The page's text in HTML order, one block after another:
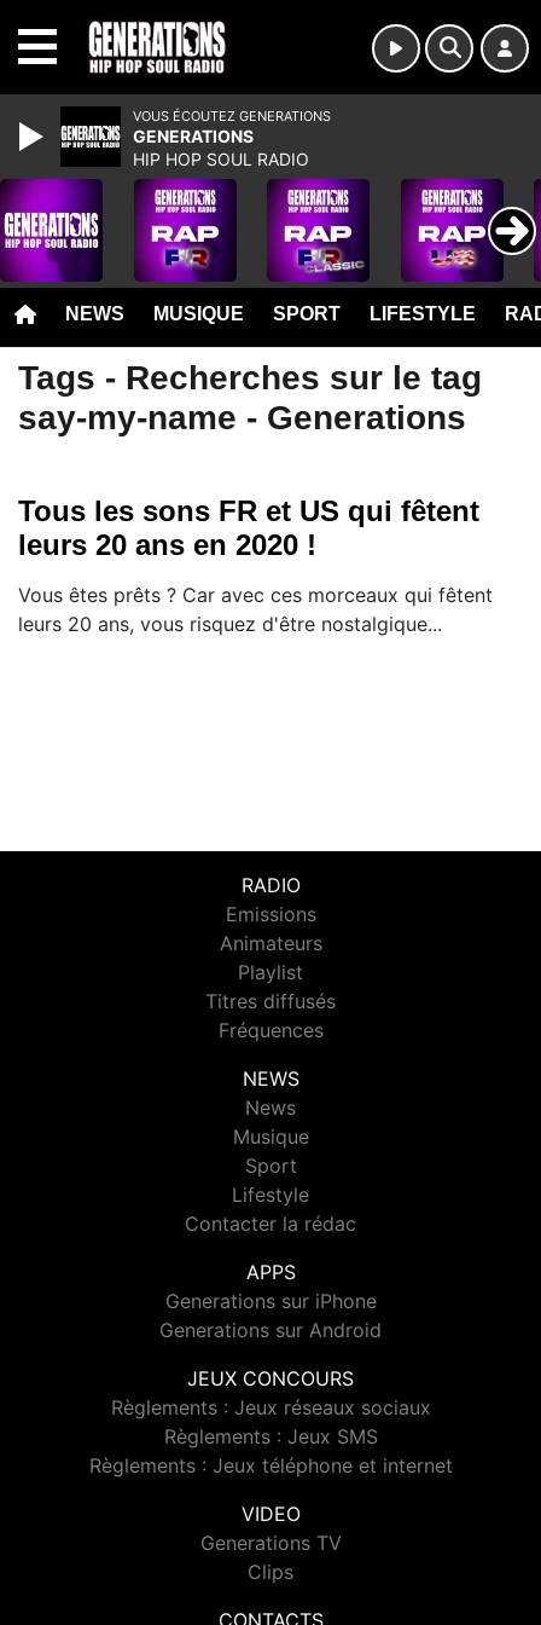
NEWS MUSIQUE SPORT LIFESTYLE
Tags - Recherches sur le tag
say-my-name - Generations
Tous les sons FR et US qui fêtent
leurs 20 ans en 2020 !
Vous êtes prêts ? Car avec ces morceaux qui fêtent
leurs 20 ans, vous risquez d'être nostalgique...
RADIO
Emissions
Animateurs
Playlist
Titres diffusés
Fréquences
NEWS
News
Musique
Sport
Lifestyle
Contacter la rédac
APPS
Generations sur iPhone
Generations sur Android
JEUX CONCOURS
Règlements : Jeux réseaux sociaux
Règlements : Jeux SMS
Règlements : Jeux téléphone et internet
VIDEO
Generations TV
Clips
VOUS ÉCOUTEZ GENERATIONS
GENERATIONS
HIP HOP SOUL RADIO